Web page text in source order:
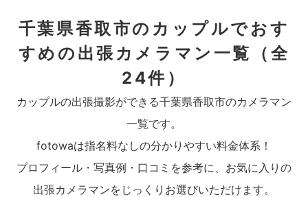
千葉県香取市のカップルでおす
すめの出張カメラマン一覧
（全
24件）
カップルの出張撮影ができる千葉県香取市のカメラマン
一覧です。
fotowaは指名料なしの分かりやすい料金体系！
プロフィール・写真例・口コミを参考に、お気に入りの
出張カメラマンをじっくりお選びいただけます。